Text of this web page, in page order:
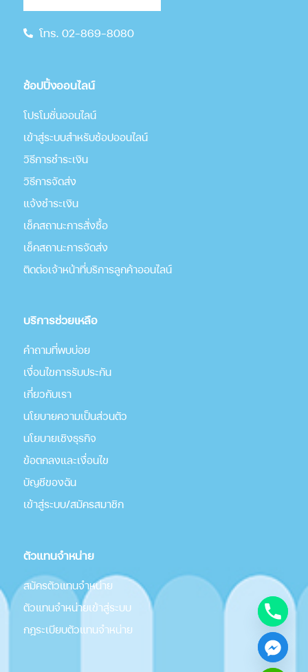
โทร. 02-869-8080
ช้อปปิ้งออนไลน์
โปรโมชั่นออนไลน์
เข้าสู่ระบบสำหรับช้อปออนไลน์
วิธีการชำระเงิน
วิธีการจัดส่ง
แจ้งชำระเงิน
เช็คสถานะการสั่งซื้อ
เช็คสถานะการจัดส่ง
ติดต่อเจ้าหน้าที่บริการลูกค้าออนไลน์
บริการช่วยเหลือ
คำถามที่พบบ่อย
เงื่อนไขการรับประกัน
เกี่่ยวกับเรา
นโยบายความเป็นส่วนตัว
นโยบายเชิงธุรกิจ
ข้อตกลงและเงื่อนไข
บัญชีของฉัน
เข้าสู่ระบบ/สมัครสมาชิก
ตัวแทนจำหน่าย
สมัครตัวแทนจำหน่าย
ตัวแทนจำหน่ายเข้าสู่ระบบ
กฎระเบียบตัวแทนจำหน่าย